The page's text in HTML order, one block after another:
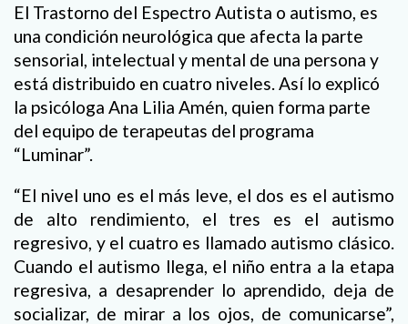
El Trastorno del Espectro Autista o autismo, es
una condición neurológica que afecta la parte
sensorial, intelectual y mental de una persona y
está distribuido en cuatro niveles. Así lo explicó
la psicóloga Ana Lilia Amén, quien forma parte
del equipo de terapeutas del programa
“Luminar”.
“El nivel uno es el más leve, el dos es el autismo
de alto rendimiento, el tres es el autismo
regresivo, y el cuatro es llamado autismo clásico.
Cuando el autismo llega, el niño entra a la etapa
regresiva, a desaprender lo aprendido, deja de
socializar, de mirar a los ojos, de comunicarse”,